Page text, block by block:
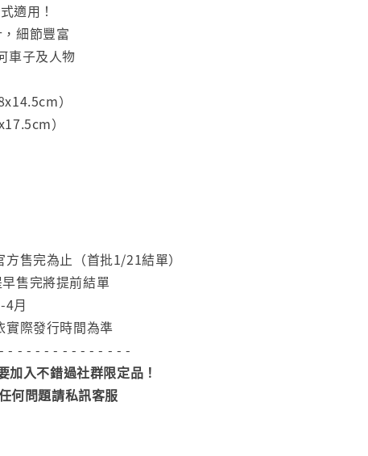
適用！
細節豐富
車子及人物
）
）
售完為止（首批1/21結單）
售完將提前結單
月
際發行時間為準
- - - - - - - - - - - - - -
加入不錯過社群限定品！
何問題請私訊客服